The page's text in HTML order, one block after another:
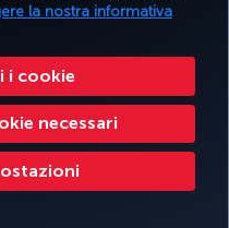
la nostra informativa
i cookie
necessari
HOLIDAYS
Note legali
Diritti degli interessati in base alle normative UE